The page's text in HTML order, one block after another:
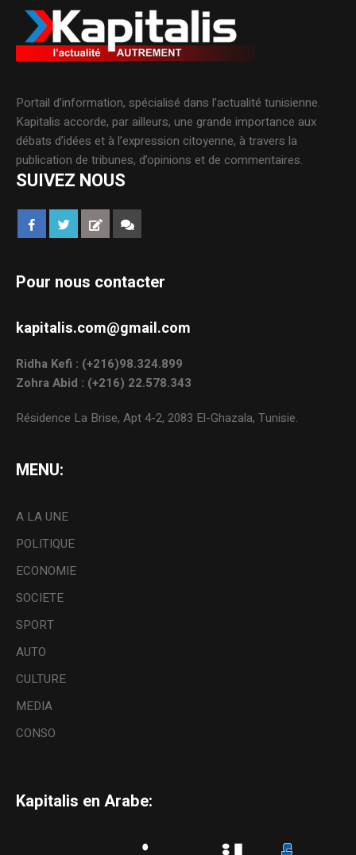
Portail d’information, spécialisé dans l’actualité tunisienne.
Kapitalis accorde, par ailleurs, une grande importance aux
débats d’idées et à l’expression citoyenne, à travers la
publication de tribunes, d’opinions et de commentaires.
SUIVEZ NOUS
Pour nous contacter
kapitalis.com@gmail.com
Ridha Kefi : (+216)98.324.899
Zohra Abid : (+216) 22.578.343
Résidence La Brise, Apt 4-2, 2083 El-Ghazala, Tunisie.
MENU:
A LA UNE
POLITIQUE
ECONOMIE
SOCIETE
SPORT
AUTO
CULTURE
MEDIA
CONSO
Kapitalis en Arabe: